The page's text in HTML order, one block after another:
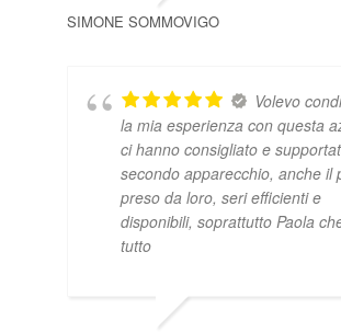
SIMONE SOMMOVIGO
Volevo
la mia esperienza con questa
ci hanno consigliato e
secondo apparecchio, anche il
preso da loro, seri efficienti e
disponibili, soprattutto Paola
tutto